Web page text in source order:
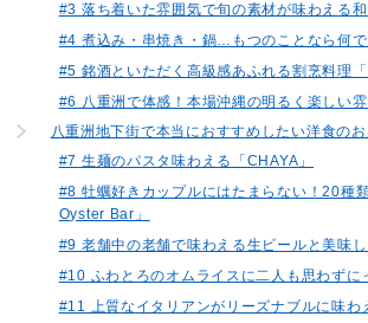
#3 落ち着いた雰囲気で旬の素材が味わえる和
#4 煮込み・串焼き・鍋…もつのことなら何で
#5 銘酒といただく高級感あふれる割烹料理「
#6 八重洲で体感！本場沖縄の明るく楽しい
八重洲地下街で本当におすすめしたい洋食のお
#7 生麺のパスタ味わえる「CHAYA」
#8 牡蠣好きカップルにはたまらない！20種
Oyster Bar」
#9 老舗中の老舗で味わえる生ビールと美味し
#10 ふわとろのオムライスに二人も思わずに
#11 上質なイタリアンがリーズナブルに味わ